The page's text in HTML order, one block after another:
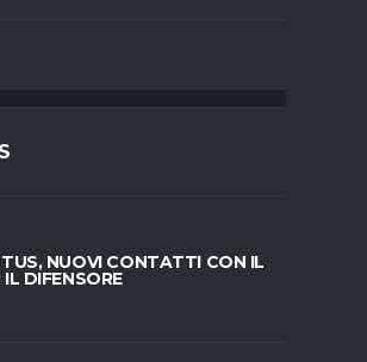
NUOVI CONTATTI CON IL
DIFENSORE